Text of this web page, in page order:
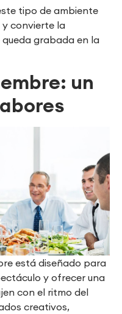
tipo de ambiente
y convierte la
grabada en la
un
está diseñado para
y ofrecer una
con el ritmo del
creativos,